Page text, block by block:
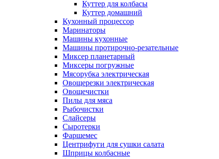
Куттер для колбасы
Куттер домашний
Кухонный процессор
Маринаторы
Машины кухонные
Машины протирочно-резательные
Миксер планетарный
Миксеры погружные
Мясорубка электрическая
Овощерезки электрическая
Овощечистки
Пилы для мяса
Рыбочистки
Слайсеры
Сыротерки
Фаршемес
Центрифуги для сушки салата
Шприцы колбасные